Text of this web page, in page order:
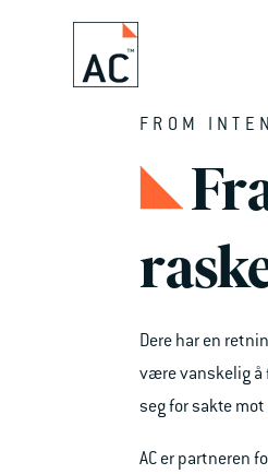
FROM
Dere har en
være vanskelig å
seg for sakte
AC er partneren